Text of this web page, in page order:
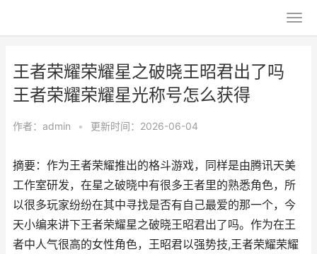
王者荣耀荣耀星之破晓王昭君出了吗
王者荣耀荣耀星光称号怎么获得
作者： admin • 更新时间：2026-06-04
摘要：作为王者荣耀推出的格斗游戏，同样是由腾讯天美
工作室研发，在星之破晓中有很多王者里的熟悉角色，所
以很多玩家纷纷在其中寻找是否有自己最爱的那一个，今
天小编来讲下王者荣耀星之破晓王昭君出了吗。作为在王
者中人气很高的女性角色，王昭君以强势技,王者荣耀荣耀